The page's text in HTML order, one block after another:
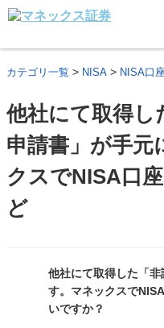
カテゴリ一覧 > NISA > NISA口
他社にて取得し
申請書」が手元
クスでNISA口
ど
他社にて取得した「
す。マネックスで
いですか？